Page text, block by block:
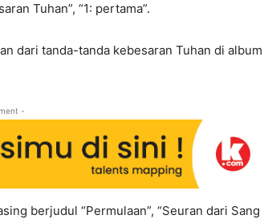
Tuhan”, “1: pertama”.
dari tanda-tanda kebesaran Tuhan di album
-
berjudul “Permulaan”, “Seuran dari Sang